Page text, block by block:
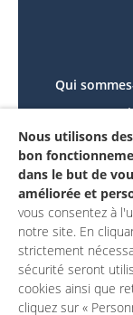
Qui
Le
Mon
Nous utilisons
bon
dans le but de
améliorée et
vous consentez à
notre site. En
strictement
sécurité seront
cookies ainsi que
cliquez sur «